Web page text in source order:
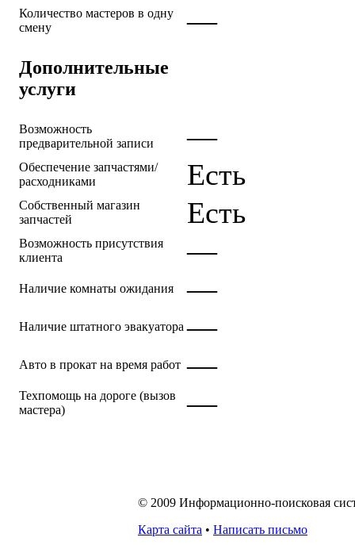
Количество мастеров в одну
смену
—
Дополнительные
услуги
Возможность
предварительной записи
—
Обеспечение запчастями/
расходниками
Есть
Собственный магазин
запчастей
Есть
Возможность присутствия
клиента
—
Наличие комнаты ожидания —
Наличие штатного эвакуатора —
Авто в прокат на время работ —
Техпомощь на дороге (вызов
мастера)
—
© 2009 Информационно-поисковая
Карта сайта • Написать письмо